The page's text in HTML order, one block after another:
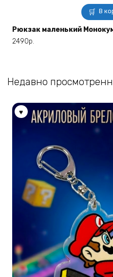
В
Рюкзак маленький
2490р.
Недавно